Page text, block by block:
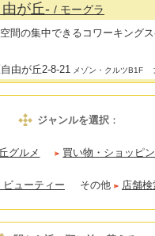
由が丘-/ モーグラ
間の集中できるコワーキング
由が丘2-8-21 メゾン・クルツB1F
ジャンルを選択：
グルメ 買い物・ショッピ
ビューティー その他 店舗